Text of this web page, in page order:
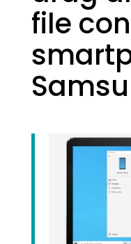
file con